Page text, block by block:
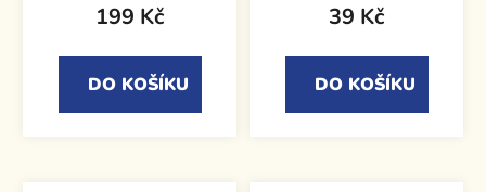
199 Kč
DO KOŠÍKU
39 Kč
DO KOŠÍKU